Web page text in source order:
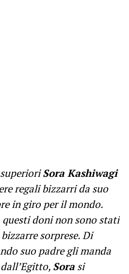
Sora Kashiwagi
regali bizzarri da suo
in giro per il mondo.
doni non sono stati
sorprese. Di
suo padre gli manda
Sorasi